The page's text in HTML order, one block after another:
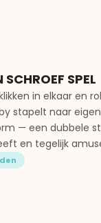
SCHROEF SPEL
in elkaar en
stapelt naar
— een dubbele
en tegelijk